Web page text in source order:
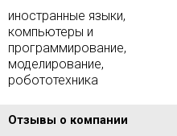
иностранные языки,
компьютеры и
программирование,
моделирование,
робототехника
Отзывы о компании